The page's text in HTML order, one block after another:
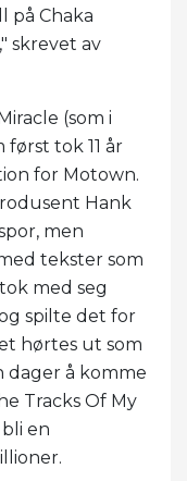
på Chaka
skrevet av
(som i
først tok 11 år
for Motown.
Hank
men
tekster som
med seg
spilte det for
hørtes ut som
dager å komme
Tracks Of My
en